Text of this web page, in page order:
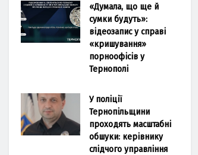
«Думала, що ще й
сумки будуть»:
відеозапис у справі
«кришування»
порноофісів у
Тернополі
У поліції
Тернопільщини
проходять масштабні
обшуки: керівнику
слідчого управління